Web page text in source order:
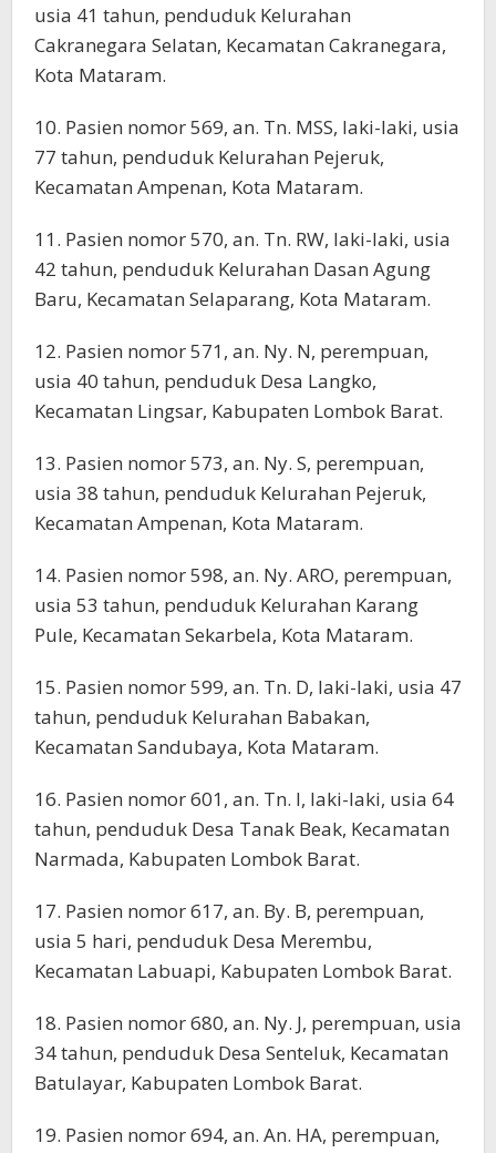
usia 41 tahun, penduduk Kelurahan
Cakranegara Selatan, Kecamatan Cakranegara,
Kota Mataram.
10. Pasien nomor 569, an. Tn. MSS, laki-laki, usia
77 tahun, penduduk Kelurahan Pejeruk,
Kecamatan Ampenan, Kota Mataram.
11. Pasien nomor 570, an. Tn. RW, laki-laki, usia
42 tahun, penduduk Kelurahan Dasan Agung
Baru, Kecamatan Selaparang, Kota Mataram.
12. Pasien nomor 571, an. Ny. N, perempuan,
usia 40 tahun, penduduk Desa Langko,
Kecamatan Lingsar, Kabupaten Lombok Barat.
13. Pasien nomor 573, an. Ny. S, perempuan,
usia 38 tahun, penduduk Kelurahan Pejeruk,
Kecamatan Ampenan, Kota Mataram.
14. Pasien nomor 598, an. Ny. ARO, perempuan,
usia 53 tahun, penduduk Kelurahan Karang
Pule, Kecamatan Sekarbela, Kota Mataram.
15. Pasien nomor 599, an. Tn. D, laki-laki, usia 47
tahun, penduduk Kelurahan Babakan,
Kecamatan Sandubaya, Kota Mataram.
16. Pasien nomor 601, an. Tn. I, laki-laki, usia 64
tahun, penduduk Desa Tanak Beak, Kecamatan
Narmada, Kabupaten Lombok Barat.
17. Pasien nomor 617, an. By. B, perempuan,
usia 5 hari, penduduk Desa Merembu,
Kecamatan Labuapi, Kabupaten Lombok Barat.
18. Pasien nomor 680, an. Ny. J, perempuan, usia
34 tahun, penduduk Desa Senteluk, Kecamatan
Batulayar, Kabupaten Lombok Barat.
19. Pasien nomor 694, an. An. HA, perempuan,